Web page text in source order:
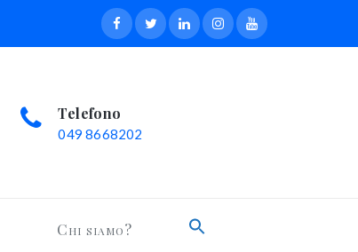
Telefono
049 8668202
Chi siamo?